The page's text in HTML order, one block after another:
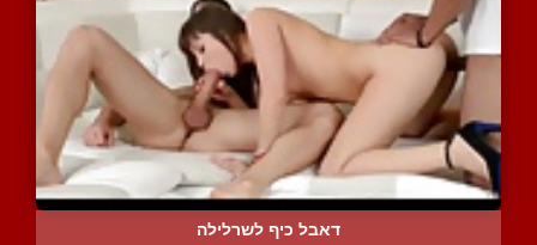
דאבל כיף לשרלילה